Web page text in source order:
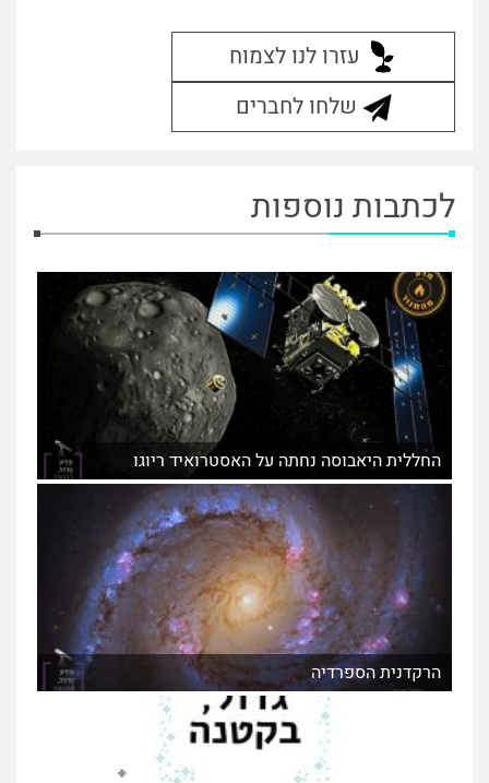
עזרו לנו לצמוח
שלחו לחברים
לכתבות נוספות
החללית היאבוסה נחתה על האסטרואיד ריוגו
הרקדנית הספרדיה